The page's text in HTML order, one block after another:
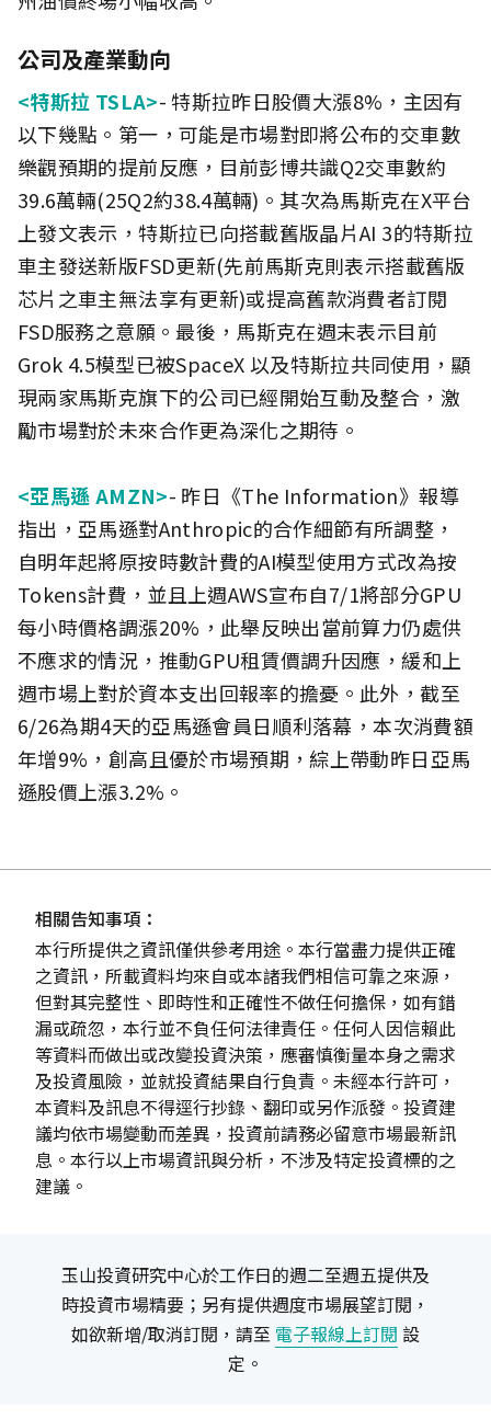
公司及產業動向
<特斯拉 TSLA>- 特斯拉昨日股價大漲8%，主因有
以下幾點。第一，可能是市場對即將公布的交車數
樂觀預期的提前反應，目前彭博共識Q2交車數約
39.6萬輛(25Q2約38.4萬輛)。其次為馬斯克在X平台
上發文表示，特斯拉已向搭載舊版晶片AI 3的特斯拉
車主發送新版FSD更新(先前馬斯克則表示搭載舊版
芯片之車主無法享有更新)或提高舊款消費者訂閱
FSD服務之意願。最後，馬斯克在週末表示目前
Grok 4.5模型已被SpaceX 以及特斯拉共同使用，顯
現兩家馬斯克旗下的公司已經開始互動及整合，激
勵市場對於未來合作更為深化之期待。
<亞馬遜 AMZN>- 昨日《The Information》報導
指出，亞馬遜對Anthropic的合作細節有所調整，
自明年起將原按時數計費的AI模型使用方式改為按
Tokens計費，並且上週AWS宣布自7/1將部分GPU
每小時價格調漲20%，此舉反映出當前算力仍處供
不應求的情況，推動GPU租賃價調升因應，緩和上
週市場上對於資本支出回報率的擔憂。此外，截至
6/26為期4天的亞馬遜會員日順利落幕，本次消費額
年增9%，創高且優於市場預期，綜上帶動昨日亞馬
遜股價上漲3.2%。
相關告知事項：
本行所提供之資訊僅供參考用途。本行當盡力提供正確
之資訊，所載資料均來自或本諸我們相信可靠之來源，
但對其完整性、即時性和正確性不做任何擔保，如有錯
漏或疏忽，本行並不負任何法律責任。任何人因信賴此
等資料而做出或改變投資決策，應審慎衡量本身之需求
及投資風險，並就投資結果自行負責。未經本行許可，
本資料及訊息不得逕行抄錄、翻印或另作派發。投資建
議均依市場變動而差異，投資前請務必留意市場最新訊
息。本行以上市場資訊與分析，不涉及特定投資標的之
建議。
玉山投資研究中心於工作日的週二至週五提供及
時投資市場精要；另有提供週度市場展望訂閱，
如欲新增/取消訂閱，請至 電子報線上訂閱 設
定。